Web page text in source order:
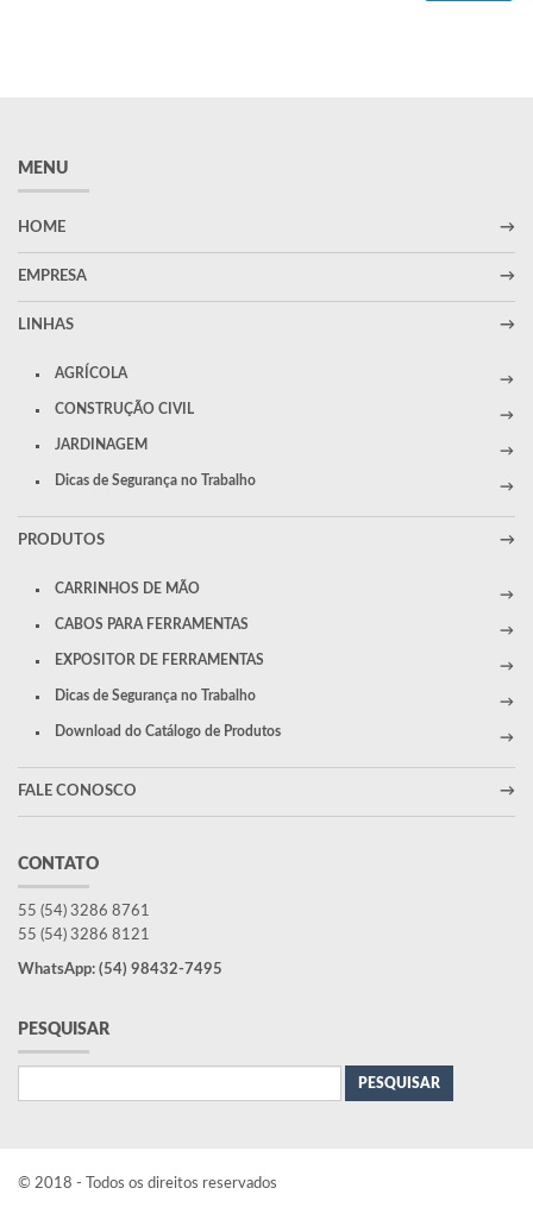
MENU
HOME
EMPRESA
LINHAS
AGRÍCOLA
CONSTRUÇÃO CIVIL
JARDINAGEM
Dicas de Segurança no Trabalho
PRODUTOS
CARRINHOS DE MÃO
CABOS PARA FERRAMENTAS
EXPOSITOR DE FERRAMENTAS
Dicas de Segurança no Trabalho
Download do Catálogo de Produtos
FALE CONOSCO
CONTATO
55 (54) 3286 8761
55 (54) 3286 8121
WhatsApp: (54) 98432-7495
PESQUISAR
por:
© 2018 - Todos os direitos reservados